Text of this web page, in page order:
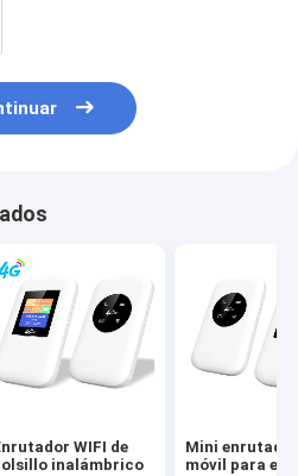
WIFI de
inalámbrico
Mini
móvil para